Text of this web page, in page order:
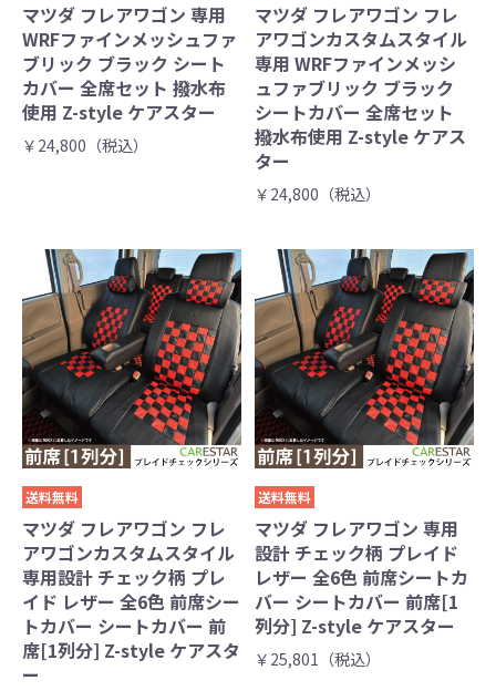
マツダ フレアワゴン 専用
WRFファインメッシュファ
ブリック ブラック シート
カバー 全席セット 撥水布
使用 Z-style ケアスター
￥24,800（税込）
マツダ フレアワゴン フレ
アワゴンカスタムスタイル
専用 WRFファインメッシ
ュファブリック ブラック
シートカバー 全席セット
撥水布使用 Z-style ケアス
ター
￥24,800（税込）
送料無料
マツダ フレアワゴン フレ
アワゴンカスタムスタイル
専用設計 チェック柄 プレ
イド レザー 全6色 前席シー
トカバー シートカバー 前
席[1列分] Z-style ケアスタ
ー
送料無料
マツダ フレアワゴン 専用
設計 チェック柄 プレイド
レザー 全6色 前席シートカ
バー シートカバー 前席[1
列分] Z-style ケアスター
￥25,801（税込）